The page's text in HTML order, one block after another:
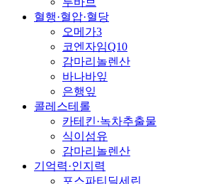
혈행·혈압·혈당
오메가3
코엔자임Q10
감마리놀렌산
바나바잎
은행잎
콜레스테롤
카테킨·녹차추출물
식이섬유
감마리놀렌산
기억력·인지력
포스파티딜세린